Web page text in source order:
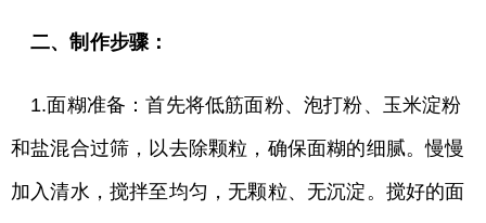
二、制作步骤：
1.面糊准备：首先将低筋面粉、泡打粉、玉米淀粉
和盐混合过筛，以去除颗粒，确保面糊的细腻。慢慢
加入清水，搅拌至均匀，无颗粒、无沉淀。搅好的面